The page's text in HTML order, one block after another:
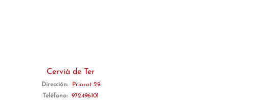
Cervià de Ter
Dirección:
Priorat 29
Teléfono:
972496101